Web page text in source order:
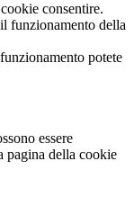
consentire.
funzionamento della
potete
essere
pagina della cookie